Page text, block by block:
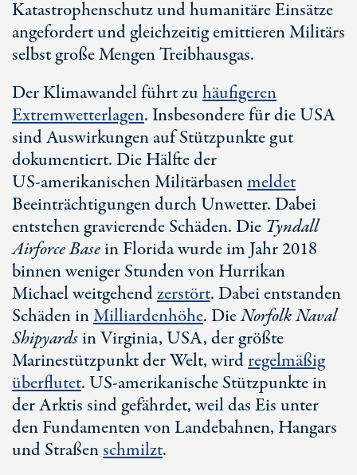
Katastrophenschutz und humanitäre Einsätze
angefordert und gleichzeitig emittieren Militärs
selbst große Mengen Treibhausgas.
Der Klimawandel führt zuhäufigeren
Extremwetterlagen. Insbesondere für die USA
sind Auswirkungen auf Stützpunkte gut
dokumentiert. Die Hälfte der
US-amerikanischen Militärbasenmeldet
Beeinträchtigungen durch Unwetter. Dabei
entstehen gravierende Schäden. Die Tyndall
Airforce Basein Florida wurde im Jahr 2018
binnen weniger Stunden von Hurrikan
Michael weitgehendzerstört. Dabei entstanden
Schäden inMilliardenhöhe. DieNorfolk Naval
Shipyardsin Virginia, USA, der größte
Marinestützpunkt der Welt, wirdregelmäßig
überflutet. US-amerikanische Stützpunkte in
der Arktis sind gefährdet, weil das Eis unter
den Fundamenten von Landebahnen, Hangars
und Straßenschmilzt.